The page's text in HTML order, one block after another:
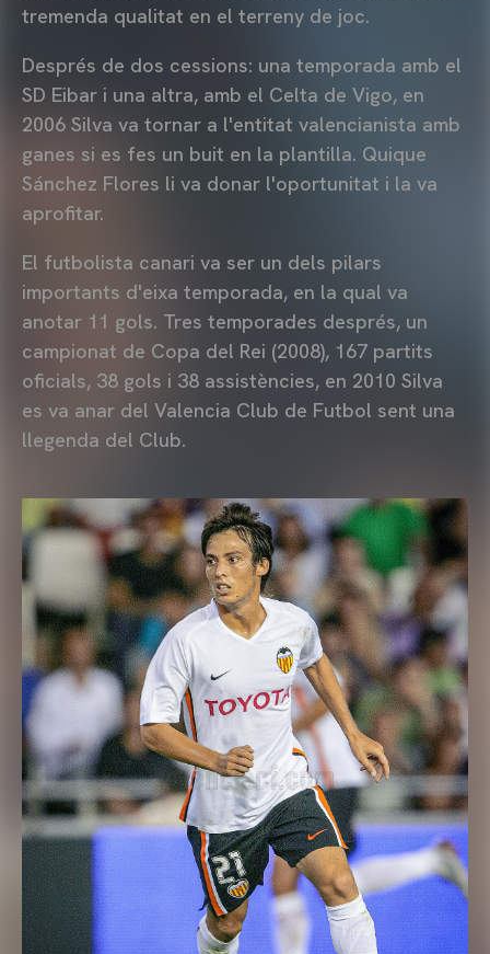
tremenda qualitat en el terreny de joc.
Després de dos cessions: una temporada amb el
SD Eibar i una altra, amb el Celta de Vigo, en
2006 Silva va tornar a l'entitat valencianista amb
ganes si es fes un buit en la plantilla. Quique
Sánchez Flores li va donar l'oportunitat i la va
aprofitar.
El futbolista canari va ser un dels pilars
importants d'eixa temporada, en la qual va
anotar 11 gols. Tres temporades després, un
campionat de Copa del Rei (2008), 167 partits
oficials, 38 gols i 38 assistències, en 2010 Silva
es va anar del Valencia Club de Futbol sent una
llegenda del Club.